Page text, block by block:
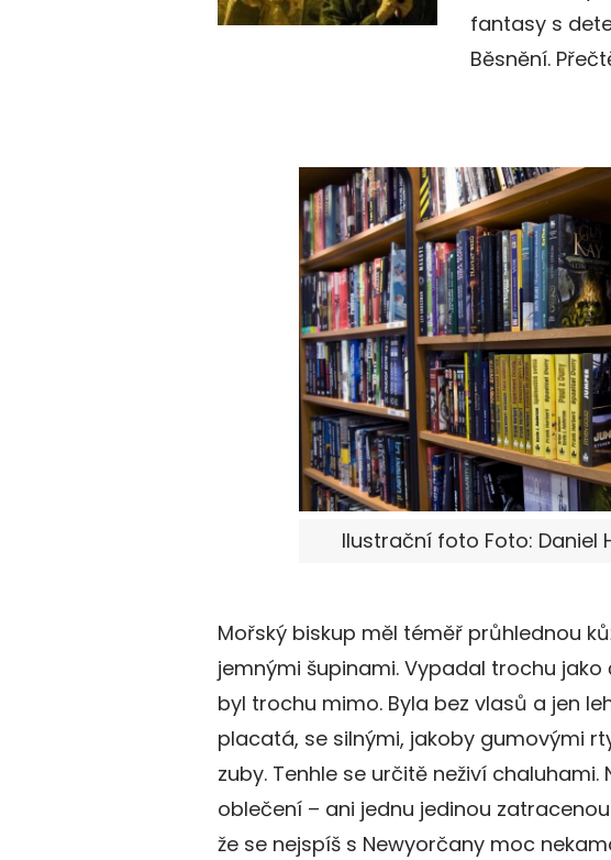
fantasy s
Běsnění.
Ilustrační foto Foto: Daniel
Mořský biskup měl téměř průhlednou
jemnými šupinami. Vypadal trochu jako
byl trochu mimo. Byla bez vlasů a jen
placatá, se silnými, jakoby gumovými
zuby. Tenhle se určitě neživí chaluhami.
oblečení – ani jednu jedinou
že se nejspíš s Newyorčany moc